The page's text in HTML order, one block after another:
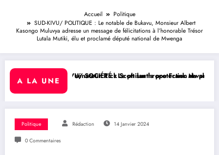
Accueil
Politique
SUD-KIVU/ POLITIQUE : Le notable de Bukavu, Monsieur Albert
Kasongo Muluvya adresse un message de félicitations à l’honorable Trésor
Lutala Mutiki, élu et proclamé député national de Mwenga
A LA UNE
du sénateur Rick Scott sur la protection du programme Medicaid
KIVU/ SOCIÉTÉ : Le philanthrope Frank Mwaka KubihamushiziRDC/
Politique Rédaction 14 Janvier 2024
0 Commentaires